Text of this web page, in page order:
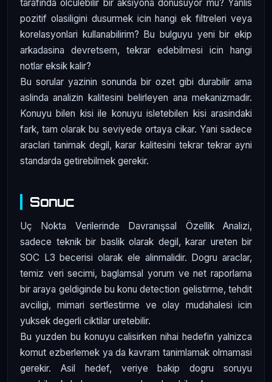
tarafinda olculebilir bir aksiyona donusuyor mu? Yanlis
pozitif olasiligini dusurmek icin hangi ek filtreleri veya
korelasyonlari kullanabilirim? Bu bulguyu yeni bir ekip
arkadasina devretsem, tekrar edebilmesi icin hangi
notlar eksik kalir?
Bu sorular yazinin sonunda bir ozet gibi durabilir ama
aslinda analizin kalitesini belirleyen ana mekanizmadir.
Konuyu bilen kisi ile konuyu isletebilen kisi arasindaki
fark, tam olarak bu seviyede ortaya cikar. Yani sadece
araclari tanimak degil, karar kalitesini tekrar tekrar ayni
standarda getirebilmek gerekir.
Sonuc
Uç Nokta Verilerinde Davranışsal Özellik Analizi,
sadece teknik bir baslik olarak degil, karar ureten bir
SOC L3 becerisi olarak ele alinmalidir. Dogru araclar,
temiz veri secimi, baglamsal yorum ve net raporlama
bir araya geldiginde bu konu detection gelistirme, tehdit
avciligi, mimari sertlestirme ve olay mudahalesi icin
yuksek degerli ciktilar uretebilir.
Bu yuzden bu konuyu calisirken nihai hedefin yalnizca
komut ezberlemek ya da kavram tanimlamak olmamasi
gerekir. Asil hedef, veriye bakip dogru soruyu